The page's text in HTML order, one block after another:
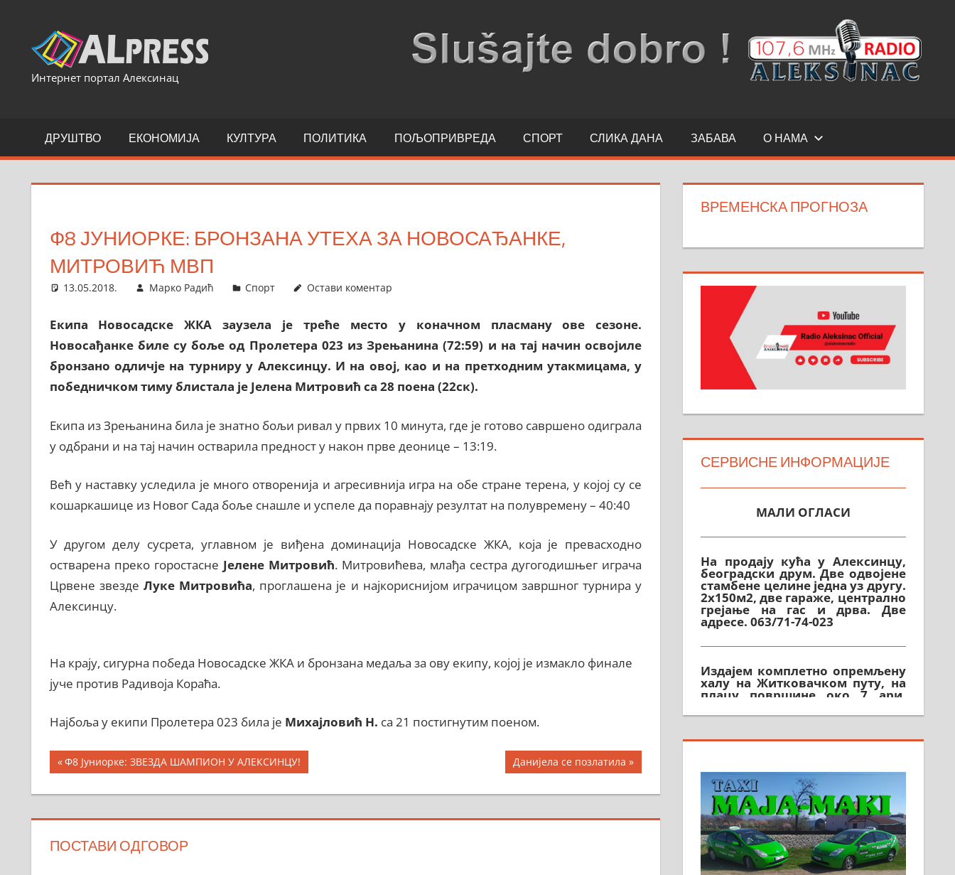
content
Интернет портал Алексинац
ДРУШТВО ЕКОНОМИЈА КУЛТУРА ПОЛИТИКА ПОЉОПРИВРЕДА СПОРТ СЛИКА ДАНА ЗАБАВА О НАМА
Ф8 ЈУНИОРКЕ: БРОНЗАНА УТЕХА ЗА НОВОСАЂАНКЕ,
МИТРОВИЋ МВП
13.05.2018. Марко Радић Спорт Остави коментар
Екипа Новосадске ЖКА заузела је треће место у коначном пласману ове сезоне.
Новосађанке биле су боље од Пролетера 023 из Зрењанина (72:59) и на тај начин освојиле
бронзано одличје на турниру у Алексинцу. И на овој, као и на претходним утакмицама, у
победничком тиму блистала је Јелена Митровић са 28 поена (22ск).
Екипа из Зрењанина била је знатно бољи ривал у првих 10 минута, где је готово савршено одиграла
у одбрани и на тај начин остварила предност у након прве деонице – 13:19.
Већ у наставку уследила је много отворенија и агресивнија игра на обе стране терена, у којој су се
кошаркашице из Новог Сада боље снашле и успеле да поравнају резултат на полувремену – 40:40
У другом делу сусрета, углавном је виђена доминација Новосадске ЖКА, која је превасходно
остварена преко горостасне Јелене Митровић. Митровићева, млађа сестра дугогодишњег играча
Црвене звезде Луке Митровића, проглашена је и најкориснијом играчицом завршног турнира у
Алексинцу.
На крају, сигурна победа Новосадске ЖКА и бронзана медаља за ову екипу, којој је измакло финале
јуче против Радивоја Кораћа.
Најбоља у екипи Пролетера 023 била је Михајловић Н. са 21 постигнутим поеном.
Кретање
чланка
Previous
Post:
Ф8 Јуниорке: ЗВЕЗДА ШАМПИОН У АЛЕКСИНЦУ!
Next
Post:
Данијела се позлатила
ПОСТАВИ ОДГОВОР
ВРЕМЕНСКА ПРОГНОЗА
СЕРВИСНЕ ИНФОРМАЦИЈЕ
београдски друм. Две одвојене
стамбене целине једна уз другу.
2х150м2, две гараже, централно
грејање на гас и дрва. Две
адресе. 063/71-74-023
халу на Житковачком путу, на
плацу површине око 7 ари.
064/321-80-51; 063/102-35-25
На продају легализована, нова,
м2 са плацем од 8 ари у
Зеленом виру у Алексинцу.
Могућа замена. 064/21-63-584
ПОСЛОВНИ ОГЛАСИ